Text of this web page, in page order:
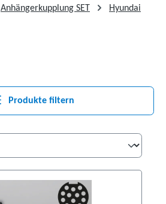
Anhängerkupplung SET
Hyundai
Produkte filtern